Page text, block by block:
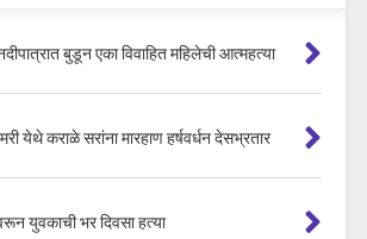
बुडून एका विवाहित महिलेची आत्महत्या
येथे कराळे सरांना मारहाण हर्षवर्धन देसभ्रतार
युवकाची भर दिवसा हत्या